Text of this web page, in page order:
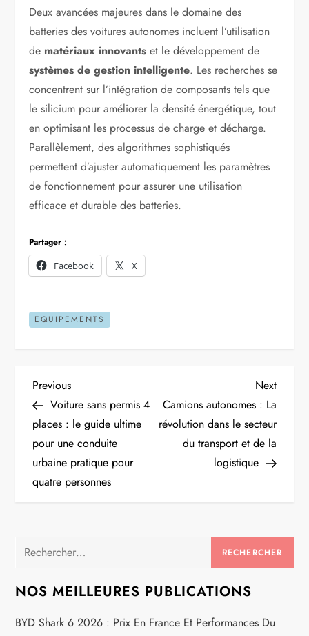
Deux avancées majeures dans le domaine des
batteries des voitures autonomes incluent l’utilisation
de matériaux innovants et le développement de
systèmes de gestion intelligente. Les recherches se
concentrent sur l’intégration de composants tels que
le silicium pour améliorer la densité énergétique, tout
en optimisant les processus de charge et décharge.
Parallèlement, des algorithmes sophistiqués
permettent d’ajuster automatiquement les paramètres
de fonctionnement pour assurer une utilisation
efficace et durable des batteries.
Partager :
Facebook
X
EQUIPEMENTS
N
a
v
i
a
t
i
Previous
Post
Previous
Voiture sans permis 4
places : le guide ultime
pour une conduite
urbaine pratique pour
quatre personnes
Next
Post
Next
Camions autonomes : La
révolution dans le secteur
du transport et de la
logistique
Rechercher :
NOS MEILLEURES PUBLICATIONS
BYD Shark 6 2026 : Prix En France Et Performances Du